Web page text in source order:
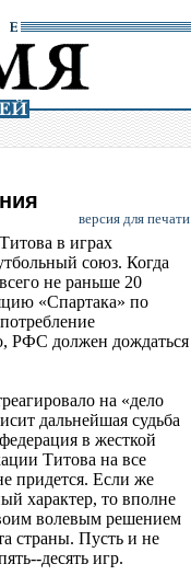
версия для печати
в играх
союз. Когда
не раньше 20
«Спартака» по
РФС должен дождаться
на «дело
дальнейшая судьба
в жесткой
Титова на все
придется. Если же
характер, то вполне
волевым решением
страны. Пусть и не
десять игр.